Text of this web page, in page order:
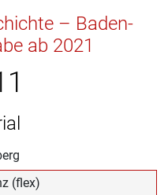
– Baden-
ab 2021
(flex)